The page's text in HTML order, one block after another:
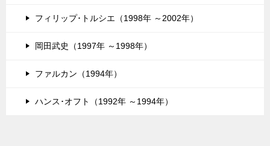
フィリップ･トルシエ（1998年 ～2002年）
岡田武史（1997年 ～1998年）
ファルカン（1994年）
ハンス･オフト（1992年 ～1994年）